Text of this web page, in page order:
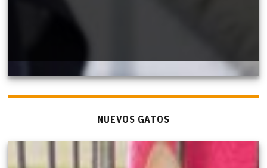
NUEVOS GATOS